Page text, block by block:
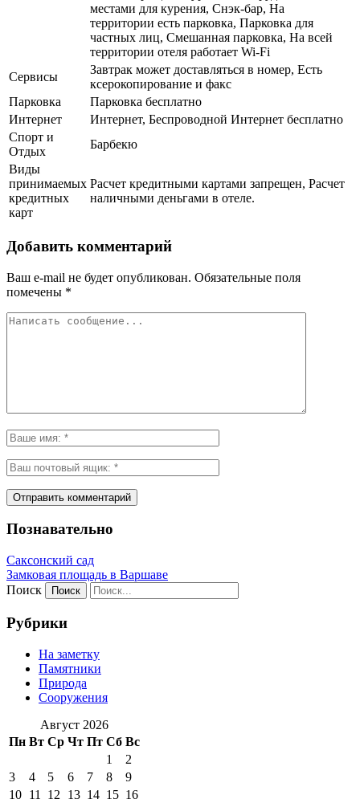
местами для курения, Снэк-бар, На
территории есть парковка, Парковка для
частных лиц, Смешанная парковка, На всей
территории отеля работает Wi-Fi
Сервисы
Завтрак может доставляться в номер, Есть
ксерокопирование и факс
Парковка
Парковка бесплатно
Интернет
Интернет, Беспроводной Интернет бесплатно
Спорт и
Отдых
Барбекю
Виды
принимаемых
кредитных
карт
Расчет кредитными картами запрещен, Расчет
наличными деньгами в отеле.
Добавить комментарий
Ваш e-mail не будет опубликован. Обязательные поля
помечены *
Познавательно
Саксонский сад
Замковая площадь в Варшаве
Поиск
Рубрики
На заметку
Памятники
Природа
Сооружения
Август 2026
Пн Вт Ср Чт Пт Сб Вс
1
2
3
4 5 6 7 8
9
10 11 12 13 14 15 16